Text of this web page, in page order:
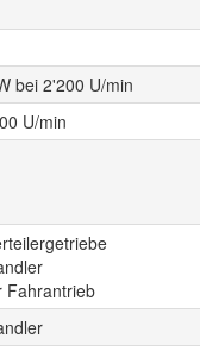
bei 2'200 U/min
U/min
Fahrantrieb